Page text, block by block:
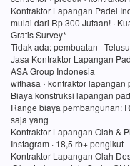
Kontraktor Lapangan Padel
mulai dari Rp 300 Jutaan! ·
Gratis Survey*
Tidak ada: pembuatan ‎|
Jasa Kontraktor Lapangan
ASA Group Indonesia
withasa › kontraktor lapangan
Biaya konstruksi lapangan
Range biaya pembangunan:
saja yang
Kontraktor Lapangan Olah &
Instagram · 18,5 rb+ pengikut
Kontraktor Lapangan Olah